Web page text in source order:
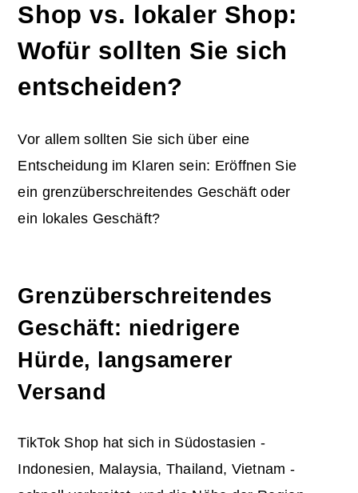
Shop vs. lokaler Shop:
Wofür sollten Sie sich
entscheiden?
Vor allem sollten Sie sich über eine
Entscheidung im Klaren sein: Eröffnen Sie
ein grenzüberschreitendes Geschäft oder
ein lokales Geschäft?
Grenzüberschreitendes
Geschäft: niedrigere
Hürde, langsamerer
Versand
TikTok Shop hat sich in Südostasien -
Indonesien, Malaysia, Thailand, Vietnam -